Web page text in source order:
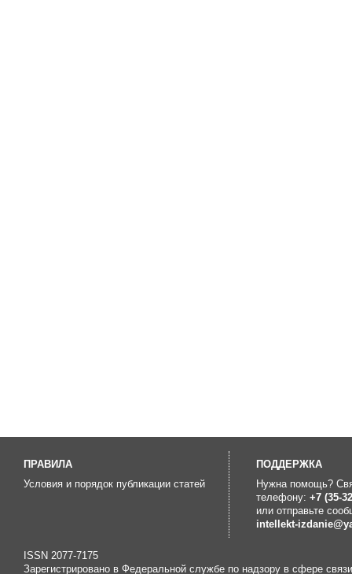
ПРАВИЛА
Условия и порядок публикации статей
ПOДДЕРЖКА
Нужна помощь?
телефону: +7 (35-
или отправьте
intellekt-
ISSN 2077-7175
Зарегистрировано в Федеральной службе по надзору в сфере